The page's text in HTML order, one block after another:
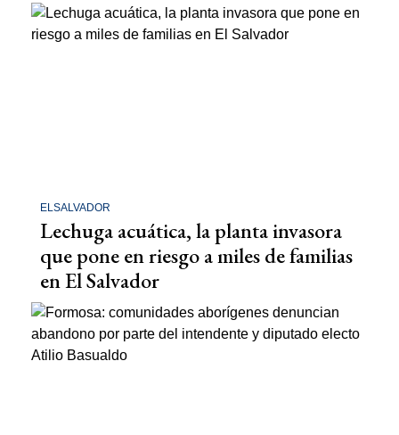
ELSALVADOR
Lechuga acuática, la planta invasora
que pone en riesgo a miles de familias
en El Salvador